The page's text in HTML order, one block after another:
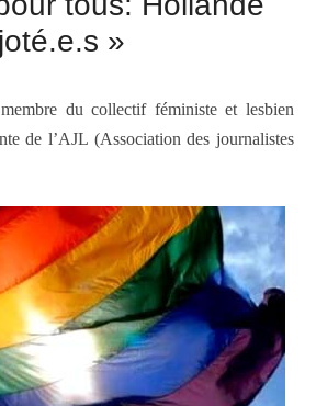
»
du collectif féministe et lesbien
de l’AJL (Association des journalistes